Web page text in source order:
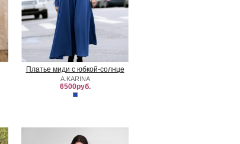
Платье миди с юбкой-солнце
A.KARINA
6500руб.